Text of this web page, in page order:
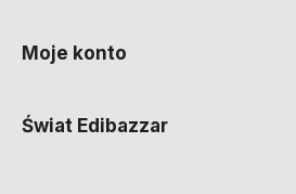
Moje konto
Świat Edibazzar